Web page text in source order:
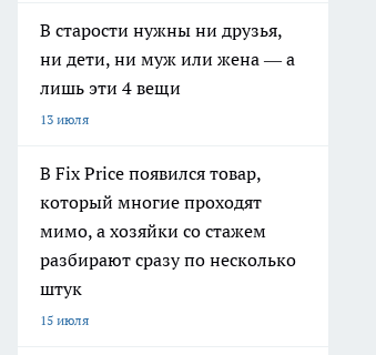
В старости нужны ни друзья,
ни дети, ни муж или жена — а
лишь эти 4 вещи
13 июля
В Fix Price появился товар,
который многие проходят
мимо, а хозяйки со стажем
разбирают сразу по несколько
штук
15 июля